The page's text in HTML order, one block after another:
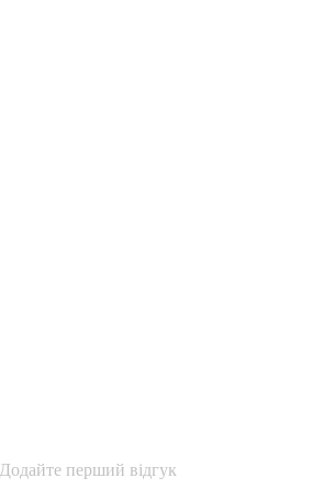
Додайте перший відгук